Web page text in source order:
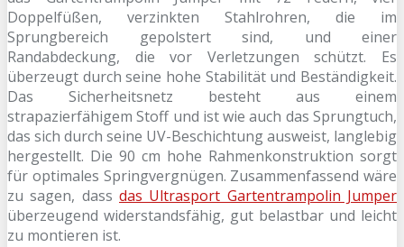
Doppelfüßen, verzinkten Stahlrohren, die im
Sprungbereich gepolstert sind, und einer
Randabdeckung, die vor Verletzungen schützt. Es
überzeugt durch seine hohe Stabilität und Beständigkeit.
Das Sicherheitsnetz besteht aus einem
strapazierfähigem Stoff und ist wie auch das Sprungtuch,
das sich durch seine UV-Beschichtung ausweist, langlebig
hergestellt. Die 90 cm hohe Rahmenkonstruktion sorgt
für optimales Springvergnügen. Zusammenfassend wäre
zu sagen, dass das Ultrasport Gartentrampolin Jumper
überzeugend widerstandsfähig, gut belastbar und leicht
zu montieren ist.